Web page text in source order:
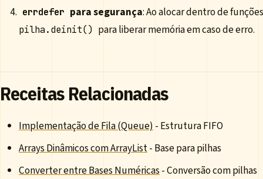
errdefer para segurança: Ao alocar dentro de
pilha.deinit() para liberar memória em caso de erro.
Receitas Relacionadas
Implementação de Fila (Queue)- Estrutura FIFO
Arrays Dinâmicos com ArrayList- Base para pilhas
Converter entre Bases Numéricas- Conversão com pilhas